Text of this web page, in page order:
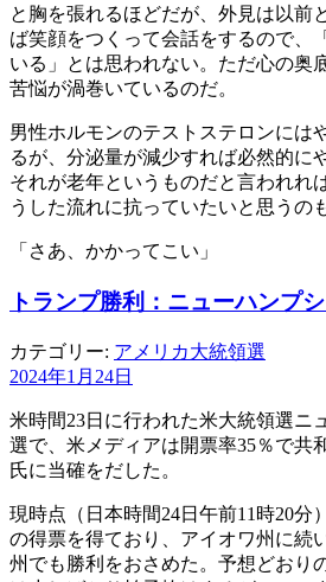
と胸を張れるほどだが、外見は以前
ば笑顔をつくって会話をするので、
いる」とは思われない。ただ心の奥
苦悩が渦巻いているのだ。
男性ホルモンのテストステロンには
るが、分泌量が減少すれば必然的に
それが老年というものだと言われれ
うした流れに抗っていたいと思うの
「さあ、かかってこい」
トランプ勝利：ニューハンプ
カテゴリー: アメリカ大統領選
2024年1月24日
米時間23日に行われた米大統領選ニ
選で、米メディアは開票率35％で共
氏に当確をだした。
現時点（日本時間24日午前11時20分
の得票を得ており、アイオワ州に続
州でも勝利をおさめた。予想どおり